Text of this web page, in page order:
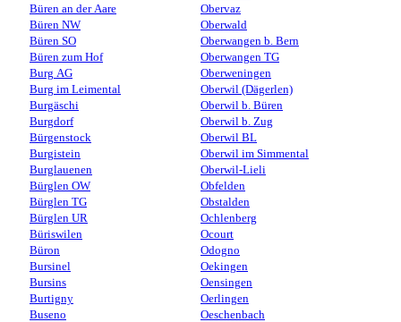
Büren an der Aare
Büren NW
Büren SO
Büren zum Hof
Burg AG
Burg im Leimental
Burgäschi
Burgdorf
Bürgenstock
Burgistein
Burglauenen
Bürglen OW
Bürglen TG
Bürglen UR
Büriswilen
Büron
Bursinel
Bursins
Burtigny
Buseno
Obervaz
Oberwald
Oberwangen b. Bern
Oberwangen TG
Oberweningen
Oberwil (Dägerlen)
Oberwil b. Büren
Oberwil b. Zug
Oberwil BL
Oberwil im Simmental
Oberwil-Lieli
Obfelden
Obstalden
Ochlenberg
Ocourt
Odogno
Oekingen
Oensingen
Oerlingen
Oeschenbach